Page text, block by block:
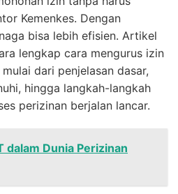
Kemenkes. Dengan
bisa lebih efisien. Artikel
lengkap cara mengurus izin
dari penjelasan dasar,
hingga langkah-langkah
perizinan berjalan lancar.
dalam Dunia Perizinan